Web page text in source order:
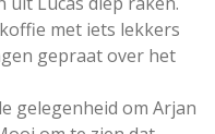
met iets lekkers
gepraat over het
gelegenheid om Arjan